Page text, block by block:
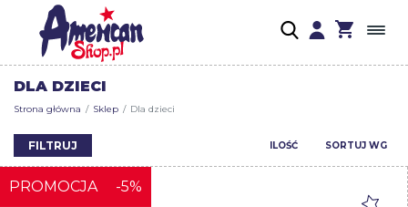
DLA DZIECI
Strona główna Sklep Dla dzieci
FILTRUJ ILOŚĆ SORTUJ WG
PROMOCJA -5%